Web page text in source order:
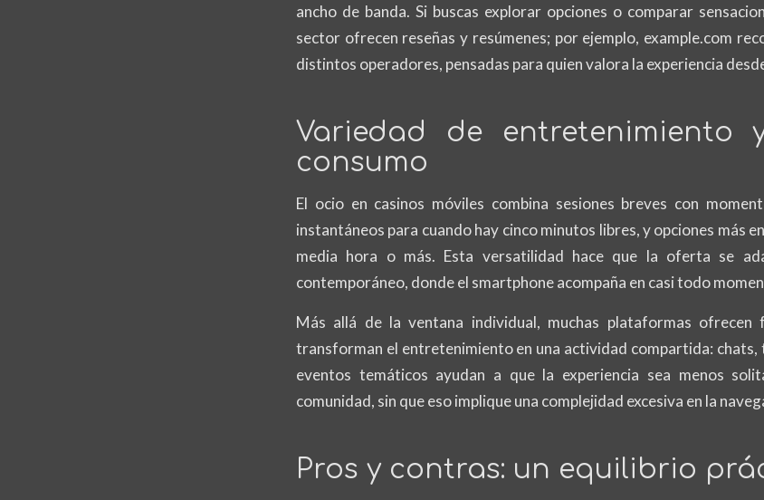
ancho de banda. Si buscas explorar opciones o comparar
sector ofrecen reseñas y resúmenes; por ejemplo, example.com
distintos operadores, pensadas para quien valora la experiencia
Variedad de entretenimiento
consumo
El ocio en casinos móviles combina sesiones breves con
instantáneos para cuando hay cinco minutos libres, y opciones más
media hora o más. Esta versatilidad hace que la oferta se
contemporáneo, donde el smartphone acompaña en casi todo
Más allá de la ventana individual, muchas plataformas ofrecen
transforman el entretenimiento en una actividad compartida: chats,
eventos temáticos ayudan a que la experiencia sea menos
comunidad, sin que eso implique una complejidad excesiva en la
Pros y contras: un equilibrio